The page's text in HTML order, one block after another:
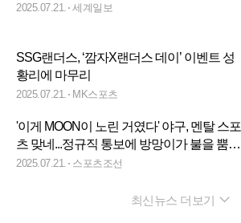
2025.07.21. 세계일보
SSG랜더스, ‘깜자X랜더스 데이’ 이벤트 성
황리에 마무리
2025.07.21. MK스포츠
'이게 MOON이 노린 거였다' 야구, 멘탈 스포
츠 맞네...정규직 통보에 방망이가 불을 뿜었
다
2025.07.21. 스포츠조선
최신뉴스 더보기